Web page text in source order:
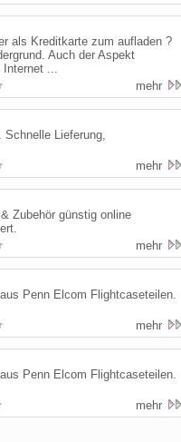
als Kreditkarte zum aufladen ?
Auch der Aspekt
Internet ...
mehr
Schnelle Lieferung,
mehr
Zubehör günstig online
mehr
Penn Elcom Flightcaseteilen.
mehr
Penn Elcom Flightcaseteilen.
mehr